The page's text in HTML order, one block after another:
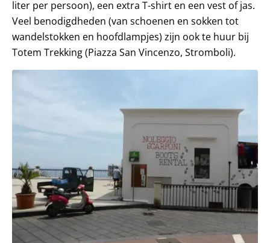
liter per persoon), een extra T-shirt en een vest of jas.
Veel benodigdheden (van schoenen en sokken tot
wandelstokken en hoofdlampjes) zijn ook te huur bij
Totem Trekking (Piazza San Vincenzo, Stromboli).